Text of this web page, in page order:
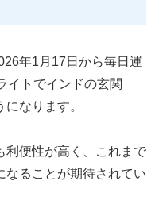
年1月17日から毎日運
イトでインドの玄関
なります。
利便性が高く、これまで
なることが期待されてい